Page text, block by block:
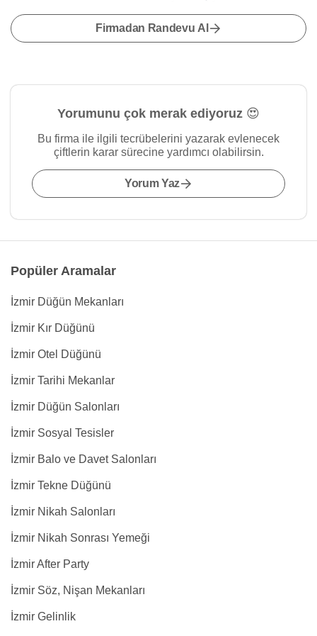
Firmadan Randevu Al
Yorumunu çok merak ediyoruz 😍
Bu firma ile ilgili tecrübelerini yazarak evlenecek
çiftlerin karar sürecine yardımcı olabilirsin.
Yorum Yaz
Popüler Aramalar
İzmir Düğün Mekanları
İzmir Kır Düğünü
İzmir Otel Düğünü
İzmir Tarihi Mekanlar
İzmir Düğün Salonları
İzmir Sosyal Tesisler
İzmir Balo ve Davet Salonları
İzmir Tekne Düğünü
İzmir Nikah Salonları
İzmir Nikah Sonrası Yemeği
İzmir After Party
İzmir Söz, Nişan Mekanları
İzmir Gelinlik